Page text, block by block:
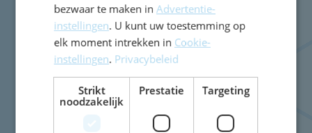
Nicolaas Beetsschool
Sportparklaan 3
2103 VR
Heemstede
info@nicolaasbeetsschool.nl
bezwaar te maken inAdvertentie-
instellingen. U kunt uw toestemming op
elk moment intrekken in Cookie-
instellingen. Privacybeleid
Strikt
noodzakelijk
Prestatie Targeting